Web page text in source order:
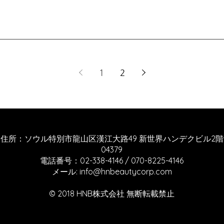
1 2
住所：ソウル特別市龍山区漢江大路49 新世界ハンデクビル2階
04379
電話番号：02-338-4146 / 070-8225-4146
​メール: info@hnbeautycorp.com
© 2018 HNB株式会社 無断転載禁止